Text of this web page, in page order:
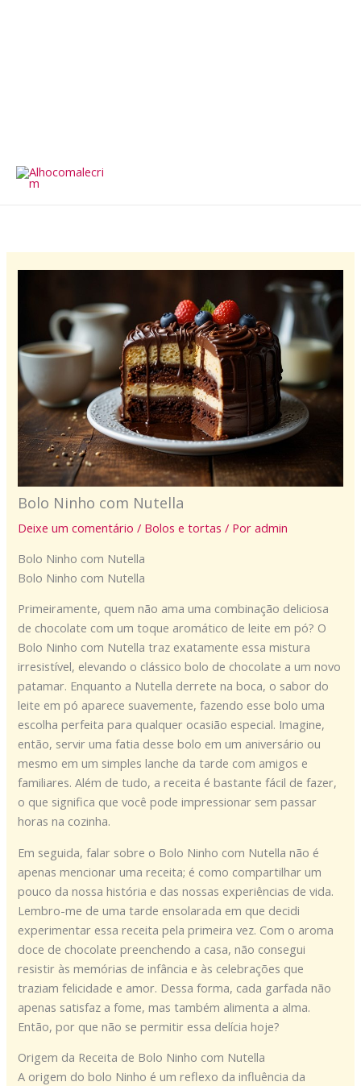
Bolo Ninho com Nutella
Deixe um comentário / Bolos e tortas / Poradmin
Bolo Ninho com Nutella
Bolo Ninho com Nutella
Primeiramente, quem não ama uma combinação deliciosa
de chocolate com um toque aromático de leite em pó? O
Bolo Ninho com Nutella traz exatamente essa mistura
irresistível, elevando o clássico bolo de chocolate a um novo
patamar. Enquanto a Nutella derrete na boca, o sabor do
leite em pó aparece suavemente, fazendo esse bolo uma
escolha perfeita para qualquer ocasião especial. Imagine,
então, servir uma fatia desse bolo em um aniversário ou
mesmo em um simples lanche da tarde com amigos e
familiares. Além de tudo, a receita é bastante fácil de fazer,
o que significa que você pode impressionar sem passar
horas na cozinha.
Em seguida, falar sobre o Bolo Ninho com Nutella não é
apenas mencionar uma receita; é como compartilhar um
pouco da nossa história e das nossas experiências de vida.
Lembro-me de uma tarde ensolarada em que decidi
experimentar essa receita pela primeira vez. Com o aroma
doce de chocolate preenchendo a casa, não consegui
resistir às memórias de infância e às celebrações que
traziam felicidade e amor. Dessa forma, cada garfada não
apenas satisfaz a fome, mas também alimenta a alma.
Então, por que não se permitir essa delícia hoje?
Origem da Receita de Bolo Ninho com Nutella
A origem do bolo Ninho é um reflexo da influência da